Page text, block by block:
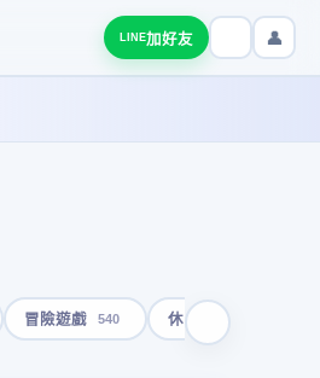
LINE加好友 👤
冒險遊戲 540 休閒遊戲